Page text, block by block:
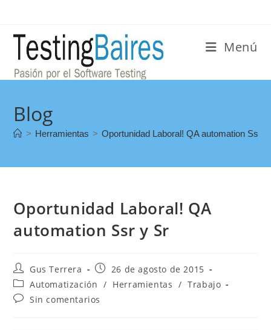
Menú
Blog
> Herramientas > Oportunidad Laboral! QA automation Ssr y
Oportunidad Laboral! QA
automation Ssr y Sr
Gus Terrera
26 de agosto de 2015
Automatización / Herramientas / Trabajo
Sin comentarios